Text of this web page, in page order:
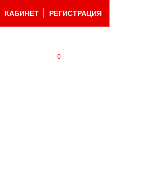
КАБИНЕТ РЕГИСТРАЦИЯ
0